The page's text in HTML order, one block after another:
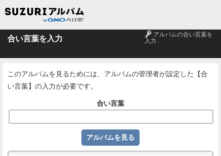
合い言葉を入力 🔑 アルバムの合い言葉を
入力
このアルバムを見るためには、アルバムの管理者が設定した【合
い言葉】の入力が必要です。
合い言葉